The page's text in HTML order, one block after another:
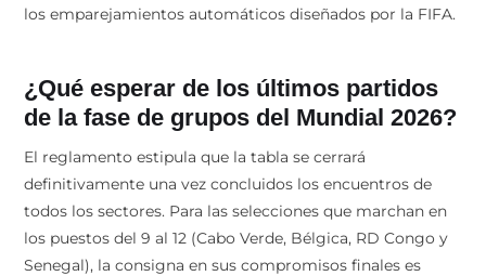
los emparejamientos automáticos diseñados por la FIFA.
¿Qué esperar de los últimos partidos
de la fase de grupos del Mundial 2026?
El reglamento estipula que la tabla se cerrará
definitivamente una vez concluidos los encuentros de
todos los sectores. Para las selecciones que marchan en
los puestos del 9 al 12 (Cabo Verde, Bélgica, RD Congo y
Senegal), la consigna en sus compromisos finales es